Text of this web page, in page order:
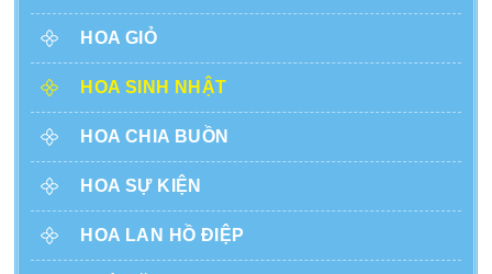
HOA GIỎ
HOA SINH NHẬT
HOA CHIA BUỒN
HOA SỰ KIỆN
HOA LAN HỒ ĐIỆP